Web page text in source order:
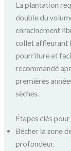
La plantation
double du
enracinement
collet affleurant
pourriture et
recommandé
premières
sèches.
Étapes clés
Bêcher la zone
profondeur.